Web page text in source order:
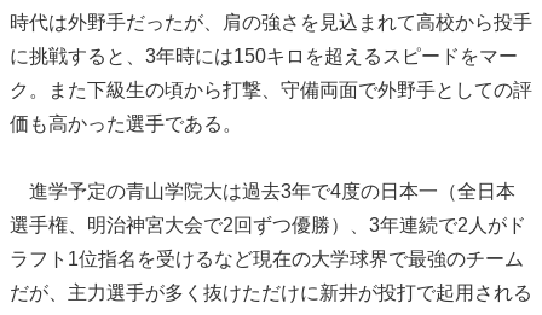
時代は外野手だったが、肩の強さを見込まれて高校から投手
に挑戦すると、3年時には150キロを超えるスピードをマー
ク。また下級生の頃から打撃、守備両面で外野手としての評
価も高かった選手である。
進学予定の青山学院大は過去3年で4度の日本一（全日本
選手権、明治神宮大会で2回ずつ優勝）、3年連続で2人がド
ラフト1位指名を受けるなど現在の大学球界で最強のチーム
だが、主力選手が多く抜けただけに新井が投打で起用される